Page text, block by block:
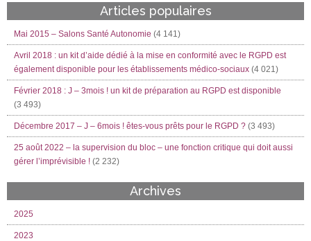
Articles populaires
Mai 2015 – Salons Santé Autonomie (4 141)
Avril 2018 : un kit d’aide dédié à la mise en conformité avec le RGPD est
également disponible pour les établissements médico-sociaux (4 021)
Février 2018 : J – 3mois ! un kit de préparation au RGPD est disponible
(3 493)
Décembre 2017 – J – 6mois ! êtes-vous prêts pour le RGPD ? (3 493)
25 août 2022 – la supervision du bloc – une fonction critique qui doit aussi
gérer l’imprévisible ! (2 232)
Archives
2025
2023